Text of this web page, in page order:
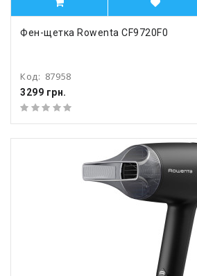
Фен-щетка Rowenta CF9720F0
Код: 87958
3299 грн.